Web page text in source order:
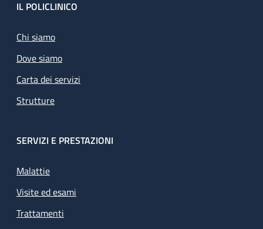
Footer
IL POLICLINICO
Chi siamo
Dove siamo
Carta dei servizi
Strutture
SERVIZI E PRESTAZIONI
Malattie
Visite ed esami
Trattamenti